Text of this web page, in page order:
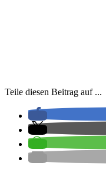
Teile diesen Beitrag auf ...